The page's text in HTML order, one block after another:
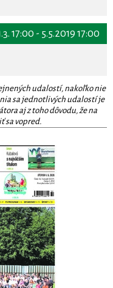
17:00 - 5.5.2019 17:00
udalostí, nakoľko nie
sa jednotlivých udalostí je
aj z toho dôvodu, že na
sa vopred.